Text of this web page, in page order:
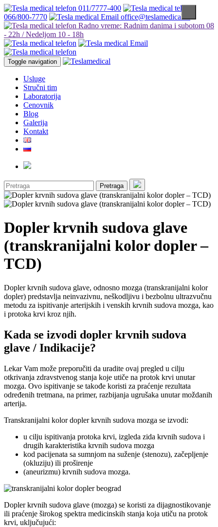
011/7777-400
066/800-7770
office@teslamedical.rs
Radno vreme: Radnim danima i subotom 08
- 22h / Nedeljom 10 - 18h
Toggle navigation
Usluge
Stručni tim
Laboratorija
Cenovnik
Blog
Galerija
Kontakt
Pretraga
Dopler krvnih sudova glave
(transkranijalni kolor dopler –
TCD)
Dopler krvnih sudova glave, odnosno mozga (transkranijalni kolor
dopler) predstavlja neinvazivnu, neškodljivu i bezbolnu ultrazvučnu
metodu za ispitivanje arterijskih i venskih krvnih sudova mozga, kao
i protoka krvi kroz njih.
Kada se izvodi dopler krvnih sudova
glave / Indikacije?
Lekar Vam može preporučiti da uradite ovaj pregled u cilju
otkrivanja zdravstvenog stanja koje utiče na protok krvi unutar
mozga. Ovo ispitivanje se takođe koristi za praćenje rezultata
određenih tretmana, na primer, razbijanja ugrušaka unutar moždanih
arterija.
Transkranijalni kolor dopler krvnih sudova mozga se izvodi:
u cilju ispitivanja protoka krvi, izgleda zida krvnih sudova i
drugih karakteristika krvnih sudova mozga
kod pacijenata sa sumnjom na suženje (stenozu), začepljenje
(okluziju) ili proširenje
(aneurizmu) krvnih sudova mozga.
Dopler krvnih sudova glave (mozga) se koristi za dijagnostikovanje
ili praćenje širokog spektra medicinskih stanja koja utiču na protok
krvi, uključujući: